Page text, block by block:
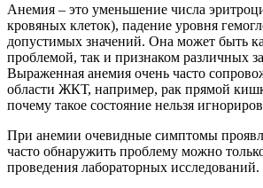
Анемия – это уменьшение числа
кровяных клеток), падение уровня
допустимых значений. Она может быть
проблемой, так и признаком различных
Выраженная анемия очень часто
области ЖКТ, например, рак прямой
почему такое состояние нельзя
При анемии очевидные симптомы
часто обнаружить проблему можно
проведения лабораторных исследований.